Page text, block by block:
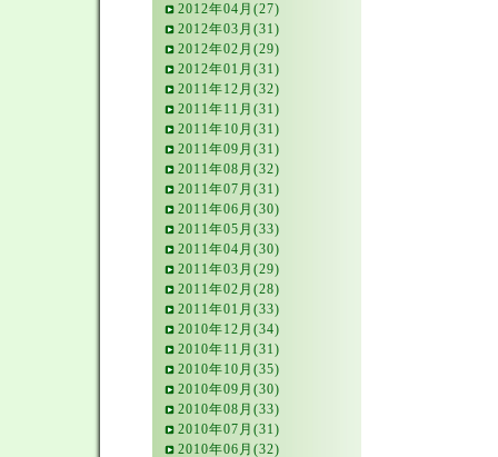
2012年04月(27)
2012年03月(31)
2012年02月(29)
2012年01月(31)
2011年12月(32)
2011年11月(31)
2011年10月(31)
2011年09月(31)
2011年08月(32)
2011年07月(31)
2011年06月(30)
2011年05月(33)
2011年04月(30)
2011年03月(29)
2011年02月(28)
2011年01月(33)
2010年12月(34)
2010年11月(31)
2010年10月(35)
2010年09月(30)
2010年08月(33)
2010年07月(31)
2010年06月(32)